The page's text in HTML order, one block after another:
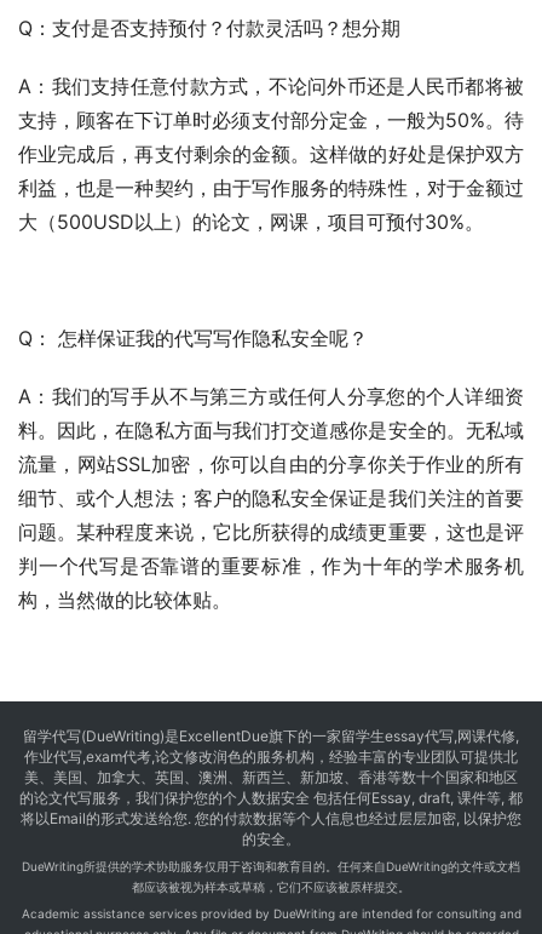
Q：支付是否支持预付？付款灵活吗？想分期
A：我们支持任意付款方式，不论问外币还是人民币都将被
支持，顾客在下订单时必须支付部分定金，一般为50%。待
作业完成后，再支付剩余的金额。这样做的好处是保护双方
利益，也是一种契约，由于写作服务的特殊性，对于金额过
大（500USD以上）的论文，网课，项目可预付30%。
Q： 怎样保证我的代写写作隐私安全呢？
A：我们的写手从不与第三方或任何人分享您的个人详细资
料。因此，在隐私方面与我们打交道感你是安全的。无私域
流量，网站SSL加密，你可以自由的分享你关于作业的所有
细节、或个人想法；客户的隐私安全保证是我们关注的首要
问题。某种程度来说，它比所获得的成绩更重要，这也是评
判一个代写是否靠谱的重要标准，作为十年的学术服务机
构，当然做的比较体贴。
留学代写(DueWriting)是ExcellentDue旗下的一家留学生essay代写,网课代修,
作业代写,exam代考,论文修改润色的服务机构，经验丰富的专业团队可提供北
美、美国、加拿大、英国、澳洲、新西兰、新加坡、香港等数十个国家和地区
的论文代写服务，我们保护您的个人数据安全 包括任何Essay, draft, 课件等, 都
将以Email的形式发送给您. 您的付款数据等个人信息也经过层层加密, 以保护您
的安全。
DueWriting所提供的学术协助服务仅用于咨询和教育目的。任何来自DueWriting的文件或文档
都应该被视为样本或草稿，它们不应该被原样提交。
Academic assistance services provided by DueWriting are intended for consulting and